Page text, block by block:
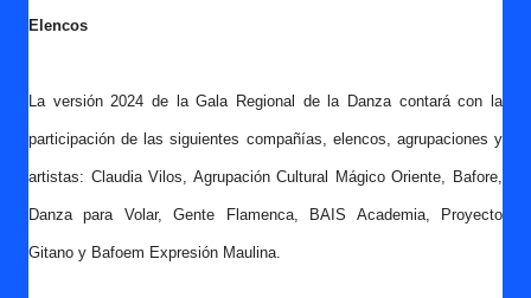
Elencos
La versión 2024 de la Gala Regional de la Danza contará con la
participación de las siguientes compañías, elencos, agrupaciones y
artistas: Claudia Vilos, Agrupación Cultural Mágico Oriente, Bafore,
Danza para Volar, Gente Flamenca, BAIS Academia, Proyecto
Gitano y Bafoem Expresión Maulina.